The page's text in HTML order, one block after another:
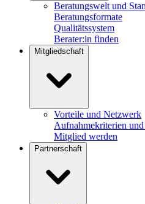
Beratungswelt und
Beratungsformate
Qualitätssystem
Berater:in finden
Mitgliedschaft
Vorteile und Netzwerk
Aufnahmekriterien und
Mitglied werden
Partnerschaft